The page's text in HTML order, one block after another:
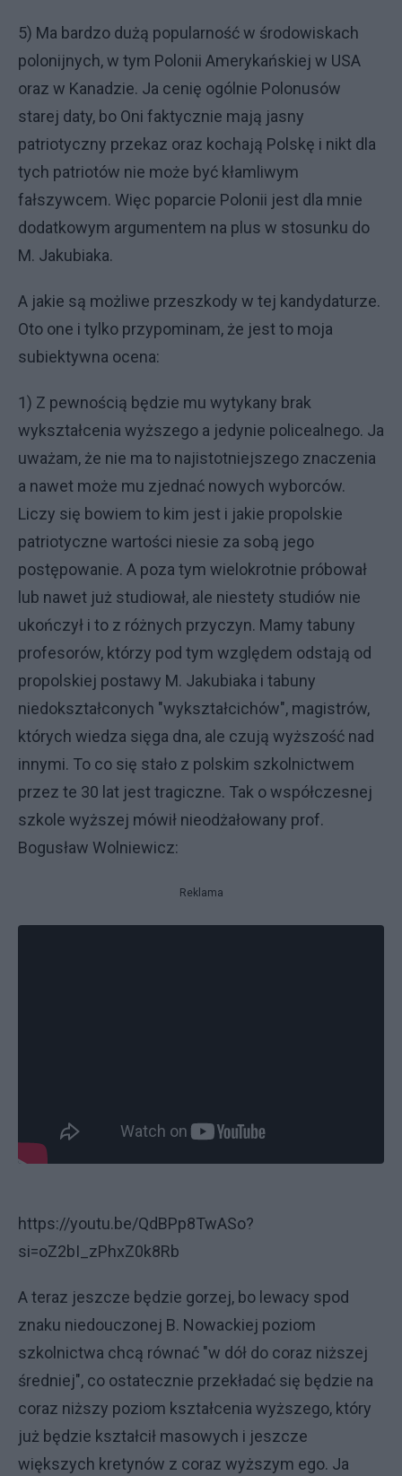
5) Ma bardzo dużą popularność w środowiskach
polonijnych, w tym Polonii Amerykańskiej w USA
oraz w Kanadzie. Ja cenię ogólnie Polonusów
starej daty, bo Oni faktycznie mają jasny
patriotyczny przekaz oraz kochają Polskę i nikt dla
tych patriotów nie może być kłamliwym
fałszywcem. Więc poparcie Polonii jest dla mnie
dodatkowym argumentem na plus w stosunku do
M. Jakubiaka.
A jakie są możliwe przeszkody w tej kandydaturze.
Oto one i tylko przypominam, że jest to moja
subiektywna ocena:
1) Z pewnością będzie mu wytykany brak
wykształcenia wyższego a jedynie policealnego. Ja
uważam, że nie ma to najistotniejszego znaczenia
a nawet może mu zjednać nowych wyborców.
Liczy się bowiem to kim jest i jakie propolskie
patriotyczne wartości niesie za sobą jego
postępowanie. A poza tym wielokrotnie próbował
lub nawet już studiował, ale niestety studiów nie
ukończył i to z różnych przyczyn. Mamy tabuny
profesorów, którzy pod tym względem odstają od
propolskiej postawy M. Jakubiaka i tabuny
niedokształconych "wykształcichów", magistrów,
których wiedza sięga dna, ale czują wyższość nad
innymi. To co się stało z polskim szkolnictwem
przez te 30 lat jest tragiczne. Tak o współczesnej
szkole wyższej mówił nieodżałowany prof.
Bogusław Wolniewicz:
Reklama
https://youtu.be/QdBPp8TwASo?
si=oZ2bI_zPhxZ0k8Rb
A teraz jeszcze będzie gorzej, bo lewacy spod
znaku niedouczonej B. Nowackiej poziom
szkolnictwa chcą równać "w dół do coraz niższej
średniej", co ostatecznie przekładać się będzie na
coraz niższy poziom kształcenia wyższego, który
już będzie kształcił masowych i jeszcze
większych kretynów z coraz wyższym ego. Ja